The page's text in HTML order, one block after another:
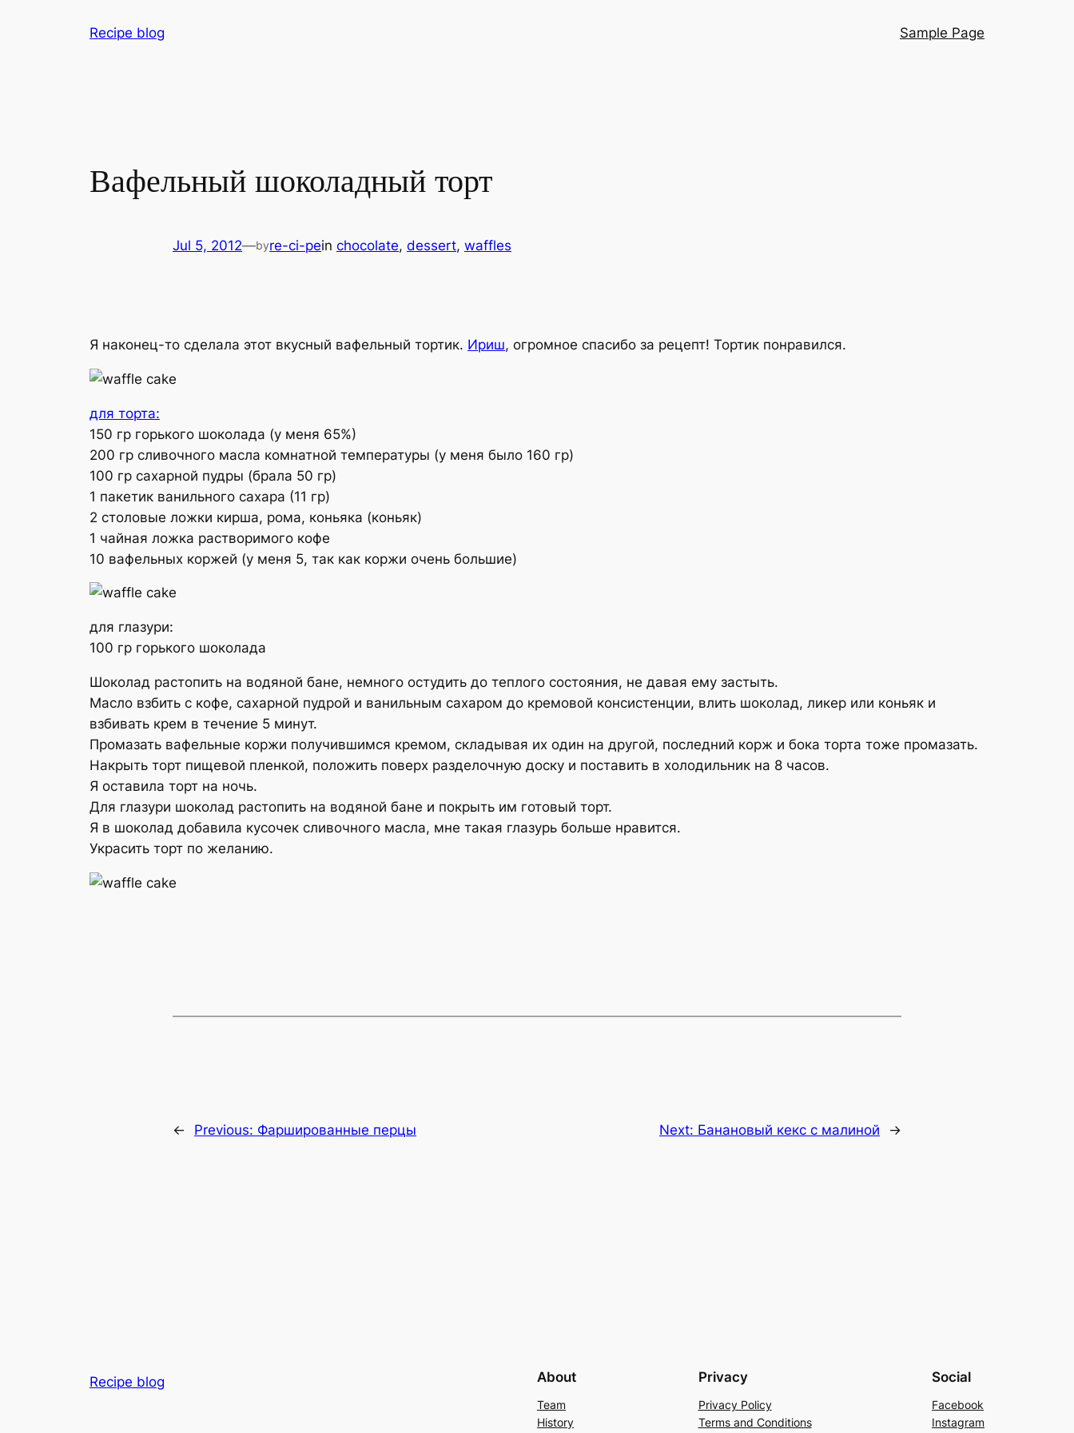
Recipe blog Sample Page
Вафельный шоколадный торт
Jul 5, 2012—byre-ci-pein chocolate, dessert, waffles
Я наконец-то сделала этот вкусный вафельный тортик. Ириш, огромное спасибо за рецепт! Тортик понравился.
для торта:
150 гр горького шоколада (у меня 65%)
200 гр сливочного масла комнатной температуры (у меня было 160 гр)
100 гр сахарной пудры (брала 50 гр)
1 пакетик ванильного сахара (11 гр)
2 столовые ложки кирша, рома, коньяка (коньяк)
1 чайная ложка растворимого кофе
10 вафельных коржей (у меня 5, так как коржи очень большие)
для глазури:
100 гр горького шоколада
Шоколад растопить на водяной бане, немного остудить до теплого состояния, не давая ему застыть.
Масло взбить с кофе, сахарной пудрой и ванильным сахаром до кремовой консистенции, влить шоколад, ликер или коньяк и
взбивать крем в течение 5 минут.
Промазать вафельные коржи получившимся кремом, складывая их один на другой, последний корж и бока торта тоже промазать.
Накрыть торт пищевой пленкой, положить поверх разделочную доску и поставить в холодильник на 8 часов.
Я оставила торт на ночь.
Для глазури шоколад растопить на водяной бане и покрыть им готовый торт.
Я в шоколад добавила кусочек сливочного масла, мне такая глазурь больше нравится.
Украсить торт по желанию.
← Previous: Фаршированные перцы Next: Банановый кекс с малиной →
Recipe blog About
Team
History
Privacy
Privacy Policy
Terms and Conditions
Social
Facebook
Instagram